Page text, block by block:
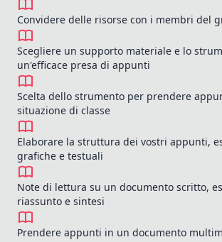
Convidere delle risorse con i membri del
Scegliere un supporto materiale e lo
un'efficace presa di appunti
Scelta dello strumento per prendere
situazione di classe
Elaborare la struttura dei vostri appunti,
grafiche e testuali
Note di lettura su un documento scritto,
riassunto e sintesi
Prendere appunti in un documento